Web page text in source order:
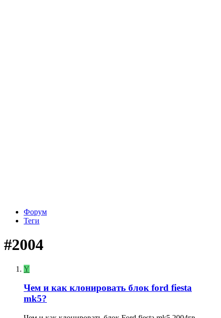
Форум
Теги
#2004
Y
Чем и как клонировать блок ford fiesta
mk5?